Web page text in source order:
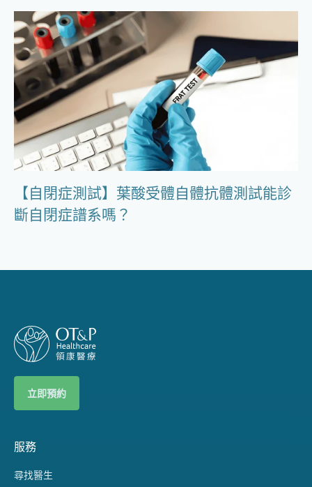
【自閉症測試】葉酸受體自體抗體測試能診
斷自閉症譜系嗎？
立即預約
服務
尋找醫生